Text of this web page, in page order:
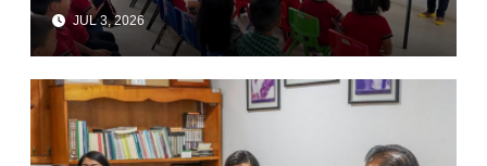
JUL 3, 2026